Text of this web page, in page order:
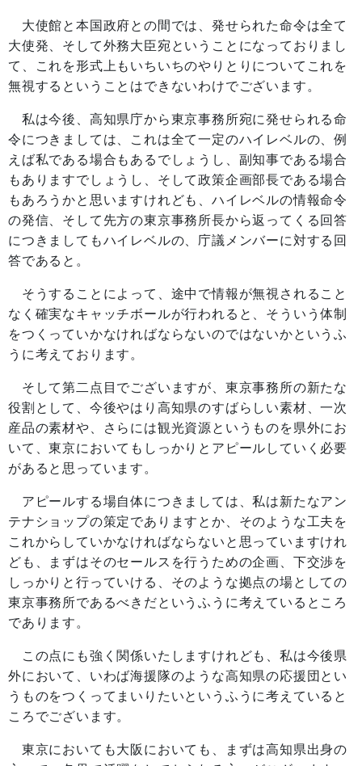
大使館と本国政府との間では、発せられた命令は全て
大使発、そして外務大臣宛ということになっておりまし
て、これを形式上もいちいちのやりとりについてこれを
無視するということはできないわけでございます。
私は今後、高知県庁から東京事務所宛に発せられる命
令につきましては、これは全て一定のハイレベルの、例
えば私である場合もあるでしょうし、副知事である場合
もありますでしょうし、そして政策企画部長である場合
もあろうかと思いますけれども、ハイレベルの情報命令
の発信、そして先方の東京事務所長から返ってくる回答
につきましてもハイレベルの、庁議メンバーに対する回
答であると。
そうすることによって、途中で情報が無視されること
なく確実なキャッチボールが行われると、そういう体制
をつくっていかなければならないのではないかというふ
うに考えております。
そして第二点目でございますが、東京事務所の新たな
役割として、今後やはり高知県のすばらしい素材、一次
産品の素材や、さらには観光資源というものを県外にお
いて、東京においてもしっかりとアピールしていく必要
があると思っています。
アピールする場自体につきましては、私は新たなアン
テナショップの策定でありますとか、そのような工夫を
これからしていかなければならないと思っていますけれ
ども、まずはそのセールスを行うための企画、下交渉を
しっかりと行っていける、そのような拠点の場としての
東京事務所であるべきだというふうに考えているところ
であります。
この点にも強く関係いたしますけれども、私は今後県
外において、いわば海援隊のような高知県の応援団とい
うものをつくってまいりたいというふうに考えていると
ころでございます。
東京においても大阪においても、まずは高知県出身の